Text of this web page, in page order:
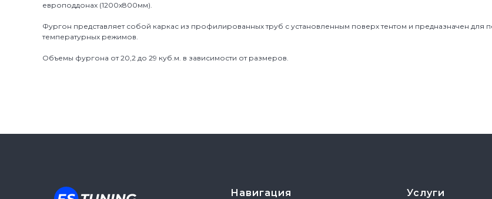
европоддонах (1200х800мм).
Фургон представляет собой каркас из профилированных труб с установленным поверх тентом и предназначен
температурных режимов.
Объемы фургона от 20,2 до 29 куб.м. в зависимости от размеров.
Навигация Услуги